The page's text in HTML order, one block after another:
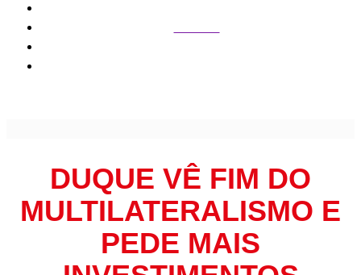
DUQUE VÊ FIM DO
MULTILATERALISMO E
PEDE MAIS